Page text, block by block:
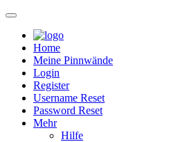
Home
Meine Pinnwände
Login
Register
Username Reset
Password Reset
Mehr
Hilfe